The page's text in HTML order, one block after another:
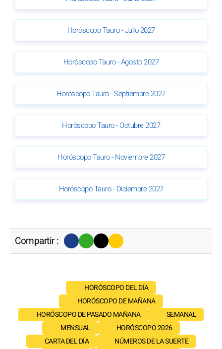
Horóscopo Tauro - Julio 2027
Horóscopo Tauro - Agosto 2027
Horóscopo Tauro - Septiembre 2027
Horóscopo Tauro - Octubre 2027
Horóscopo Tauro - Noviembre 2027
Horóscopo Tauro - Diciembre 2027
Compartir :
HORÓSCOPO DEL DÍA
HORÓSCOPO DE MAÑANA
HORÓSCOPO DE PASADO MAÑANA
SEMANAL
MENSUAL
HORÓSCOPO 2026
CARTA DEL DÍA
NÚMEROS DE LA SUERTE